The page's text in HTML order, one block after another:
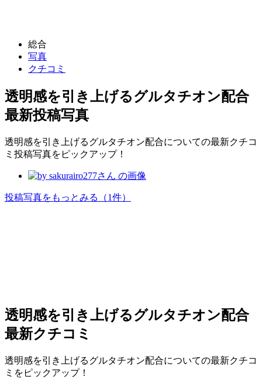
総合
写真
クチコミ
透明感を引き上げるグルタチオン配合
最新投稿写真
透明感を引き上げるグルタチオン配合についての最新クチコ
ミ投稿写真をピックアップ！
投稿写真をもっとみる （1件）
透明感を引き上げるグルタチオン配合
最新クチコミ
透明感を引き上げるグルタチオン配合についての最新クチコ
ミをピックアップ！